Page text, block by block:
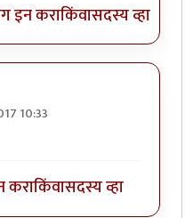
इन कराकिंवासदस्य व्हा
10:33
कराकिंवासदस्य व्हा